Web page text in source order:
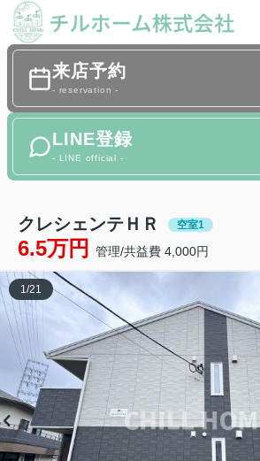
来店予約
- reservation -
LINE登録
- LINE official -
クレシェンテＨＲ 空室1
6.5万円 管理/共益費 4,000円
1/21